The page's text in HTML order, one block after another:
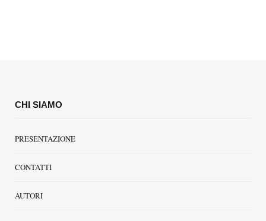
CHI SIAMO
PRESENTAZIONE
CONTATTI
AUTORI